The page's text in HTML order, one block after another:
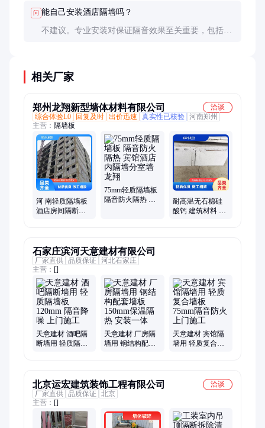
问 能自己安装酒店隔墙吗？
不建议。专业安装对保证隔音效果至关重要，包括密
相关厂家
郑州龙翔新型墙体材料有限公司
洽谈
综合体验L0
回复及时 出价迅速 真实性已核验 河南郑州
主营： 隔墙板
河 南轻质隔墙板
酒店房间隔断墙
75mm轻质隔墙板
隔音防火隔热 宾
耐高温无石棉硅
酸钙 建筑材料 轻
石家庄滨河天意建材有限公司
厂家直供 品质保证 河北石家庄
主营： []
天意建材 酒吧隔
断墙用 轻质隔墙
天意建材 厂房隔
墙用 钢结构配套
天意建材 宾馆隔
墙用 轻质复合墙
北京运宏建筑装饰工程有限公司
洽谈
厂家直供 品质保证 北京
主营： []